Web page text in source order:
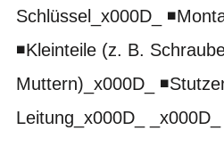
Schlüssel_x000D_
◾Kleinteile (z. B.
Muttern)_x000D_
Leitung_x000D_ _x000D_